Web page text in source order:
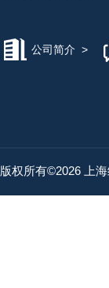
公司简介 >
版权所有©2026 上